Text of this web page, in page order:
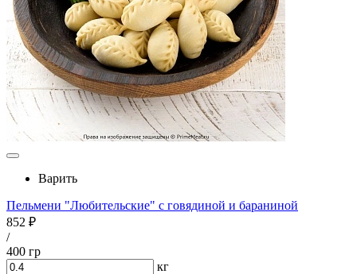
Варить
Пельмени "Любительские" с говядиной и бараниной
852 ₽
/
400 гр
кг